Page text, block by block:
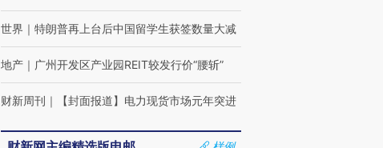
世界 ｜ 特朗普再上台后中国留学生获签数量大减
地产 ｜ 广州开发区产业园REIT较发行价“腰斩”
财新周刊 ｜ 【封面报道】电力现货市场元年突进